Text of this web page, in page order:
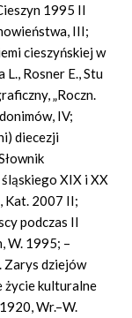
1995 II
III;
cieszyńskiej w
Rosner E., Stu
„Roczn.
IV;
diecezji
XIX i XX
Kat. 2007 II;
podczas II
W. 1995; –
Zarys dziejów
życie kulturalne
Wr.–W.